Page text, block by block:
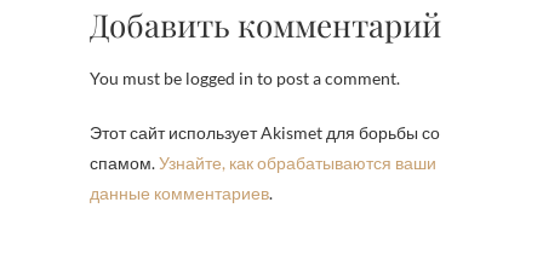
Добавить комментарий
You must be logged in to post a comment.
Этот сайт использует Akismet для борьбы со
спамом.Узнайте, как обрабатываются ваши
данные комментариев.